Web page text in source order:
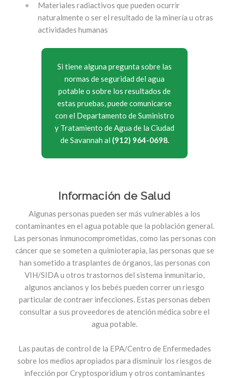
Materiales radiactivos que pueden ocurrir
naturalmente o ser el resultado de la minería u otras
actividades humanas
Si tiene alguna pregunta sobre las
normas de seguridad del agua
potable o sobre los resultados de
estas pruebas, puede comunicarse
con el Departamento de Suministro
y Tratamiento de Agua de la Ciudad
de Savannah al (912) 964-0698.
Información de Salud
Algunas personas pueden ser más vulnerables a los
contaminantes en el agua potable que la población general.
Las personas inmunocomprometidas, como las personas con
cáncer que se someten a quimioterapia, las personas que se
han sometido a trasplantes de órganos, las personas con
VIH/SIDA u otros trastornos del sistema inmunitario,
algunos ancianos y los bebés pueden correr un riesgo
particular de contraer infecciones. Estas personas deben
consultar a sus proveedores de atención médica sobre el
agua potable.
Las pautas de control de la EPA/Centro de Enfermedades
sobre los medios apropiados para disminuir los riesgos de
infección por Cryptosporidium y otros contaminantes